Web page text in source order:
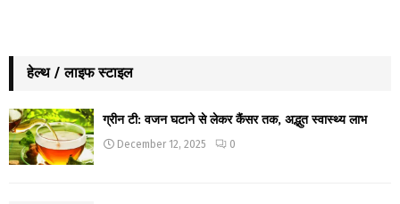
हेल्थ / लाइफ स्टाइल
ग्रीन टी: वजन घटाने से लेकर कैंसर तक, अद्भुत स्वास्थ्य लाभ
December 12, 2025 0